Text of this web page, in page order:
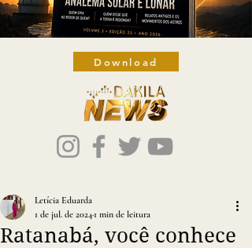
Download
Ratanabá, você conhece
Letícia Eduarda
1 de jul. de 2024 1 min de leitura